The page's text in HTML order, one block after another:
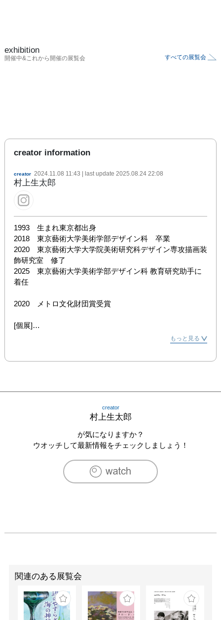
exhibition
開催中&これから開催の展覧会 すべての展覧会
creator information
creator 2024.11.08 11:43 | last update 2025.08.24 22:08
村上生太郎
1993　生まれ東京都出身
2018　東京藝術大学美術学部デザイン科　卒業
2020　東京藝術大学大学院美術研究科デザイン専攻描画装
飾研究室　修了
2025　東京藝術大学美術学部デザイン科 教育研究助手に
着任
2020　メトロ文化財団賞受賞
[個展]
2021　「Inner journey」3331 Arts Chiyoda CUBE
2024　「GROOVE」西武池袋本店 アートスペース
THE COFFEE BREW CLUB
[クライアントワーク]
阪神百貨店「阪神の母の日2023」「阪神の父の日2023」
ージイラスト
もっと見る
creator
村上生太郎
が気になりますか？
ウオッチして最新情報をチェックしましょう！
関連のある展覧会